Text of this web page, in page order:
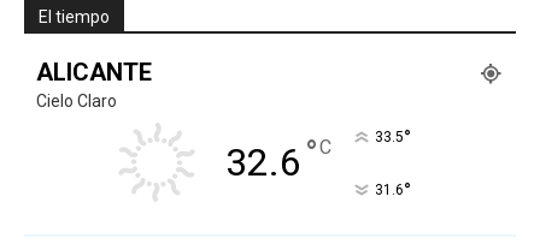
El tiempo
ALICANTE
Cielo Claro
32.6 °C 33.5°
31.6°